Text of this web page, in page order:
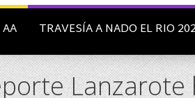
TRAVESÍA A NADO EL RIO